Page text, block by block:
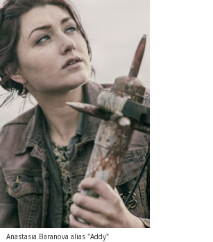
Anastasia Baranova alias "Addy"